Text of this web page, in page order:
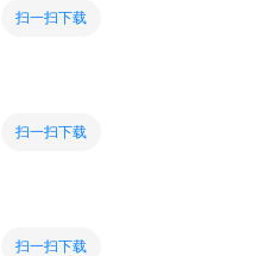
扫一扫下载
扫一扫下载
扫一扫下载